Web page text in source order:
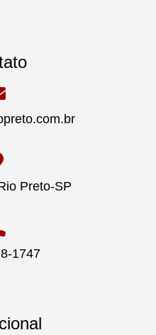
Preto-SP
1747